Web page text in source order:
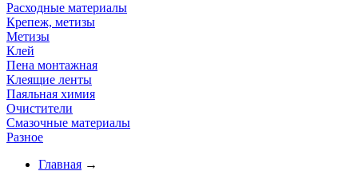
Расходные материалы
Крепеж, метизы
Метизы
Клей
Пена монтажная
Клеящие ленты
Паяльная химия
Очистители
Смазочные материалы
Разное
Главная →